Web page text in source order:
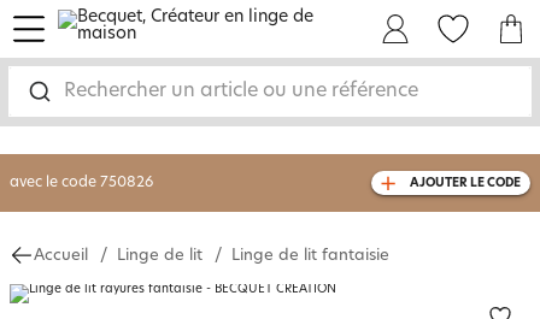
Rechercher un article ou une référence
menu
-30% sur votre commandedès 2 articles
livraison GRATUITEdès 110€ d'achat
avec le code 750826 AJOUTER LE CODE
Accueil Linge de lit Linge de lit fantaisie